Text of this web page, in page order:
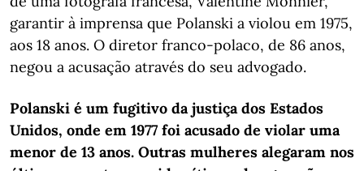
garantir à imprensa que Polanski a violou em 1975,
aos 18 anos. O diretor franco-polaco, de 86 anos,
negou a acusação através do seu advogado.
Polanski é um fugitivo da justiça dos Estados
Unidos, onde em 1977 foi acusado de violar uma
menor de 13 anos. Outras mulheres alegaram nos